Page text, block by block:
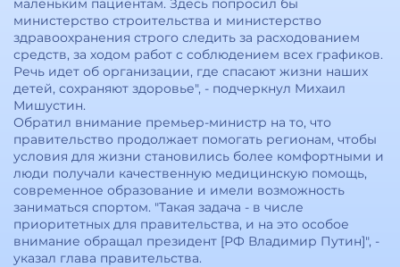
маленьким пациентам. Здесь попросил бы
министерство строительства и министерство
здравоохранения строго следить за расходованием
средств, за ходом работ с соблюдением всех графиков.
Речь идет об организации, где спасают жизни наших
детей, сохраняют здоровье", - подчеркнул Михаил
Мишустин.
Обратил внимание премьер-министр на то, что
правительство продолжает помогать регионам, чтобы
условия для жизни становились более комфортными и
люди получали качественную медицинскую помощь,
современное образование и имели возможность
заниматься спортом. "Такая задача - в числе
приоритетных для правительства, и на это особое
внимание обращал президент [РФ Владимир Путин]", -
указал глава правительства.